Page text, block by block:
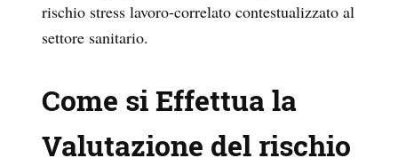
rischio stress lavoro-correlato contestualizzato al
settore sanitario.
Come si Effettua la
Valutazione del rischio